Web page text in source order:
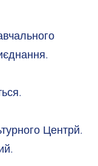
Центрй.